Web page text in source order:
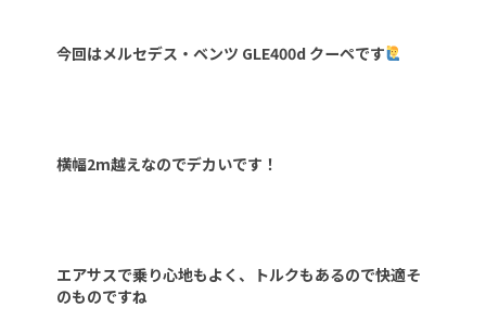
今回はメルセデス・ベンツ GLE400d クーペです
横幅2m越えなのでデカいです！
エアサスで乗り心地もよく、トルクもあるので快適そ
のものですね